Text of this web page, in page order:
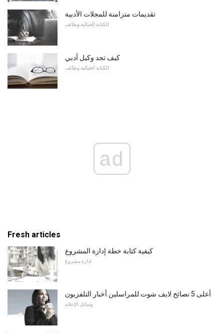
تقديمات متزامنة للمجلات الأدبية
الكتابة الخيالية وظائف
كيف تجد وكيل أدبي
الكتابة الخيالية وظائف
ad
Fresh articles
كيفية كتابة خطة إدارة المشروع
ادارة مشروع
أعلى 5 نصائح لايف شوت للمراسلين أخبار التلفزيون
وسائل الإعلام